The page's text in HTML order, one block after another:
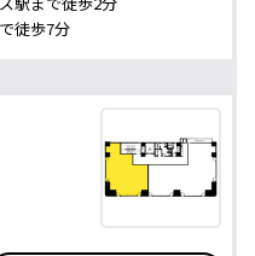
徒歩7分